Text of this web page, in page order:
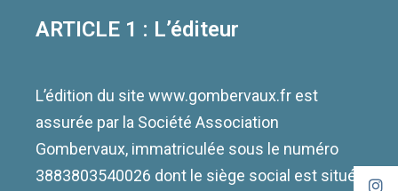
ARTICLE 1 : L’éditeur
L’édition du site www.gombervaux.fr est
assurée par la Société Association
Gombervaux, immatriculée sous le numéro
3883803540026 dont le siège social est situé